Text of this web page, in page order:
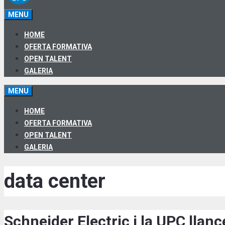
MENU
HOME
OFERTA FORMATIVA
OPEN TALENT
GALERIA
MENU
HOME
OFERTA FORMATIVA
OPEN TALENT
GALERIA
data center
Schneider Electric i la UPC